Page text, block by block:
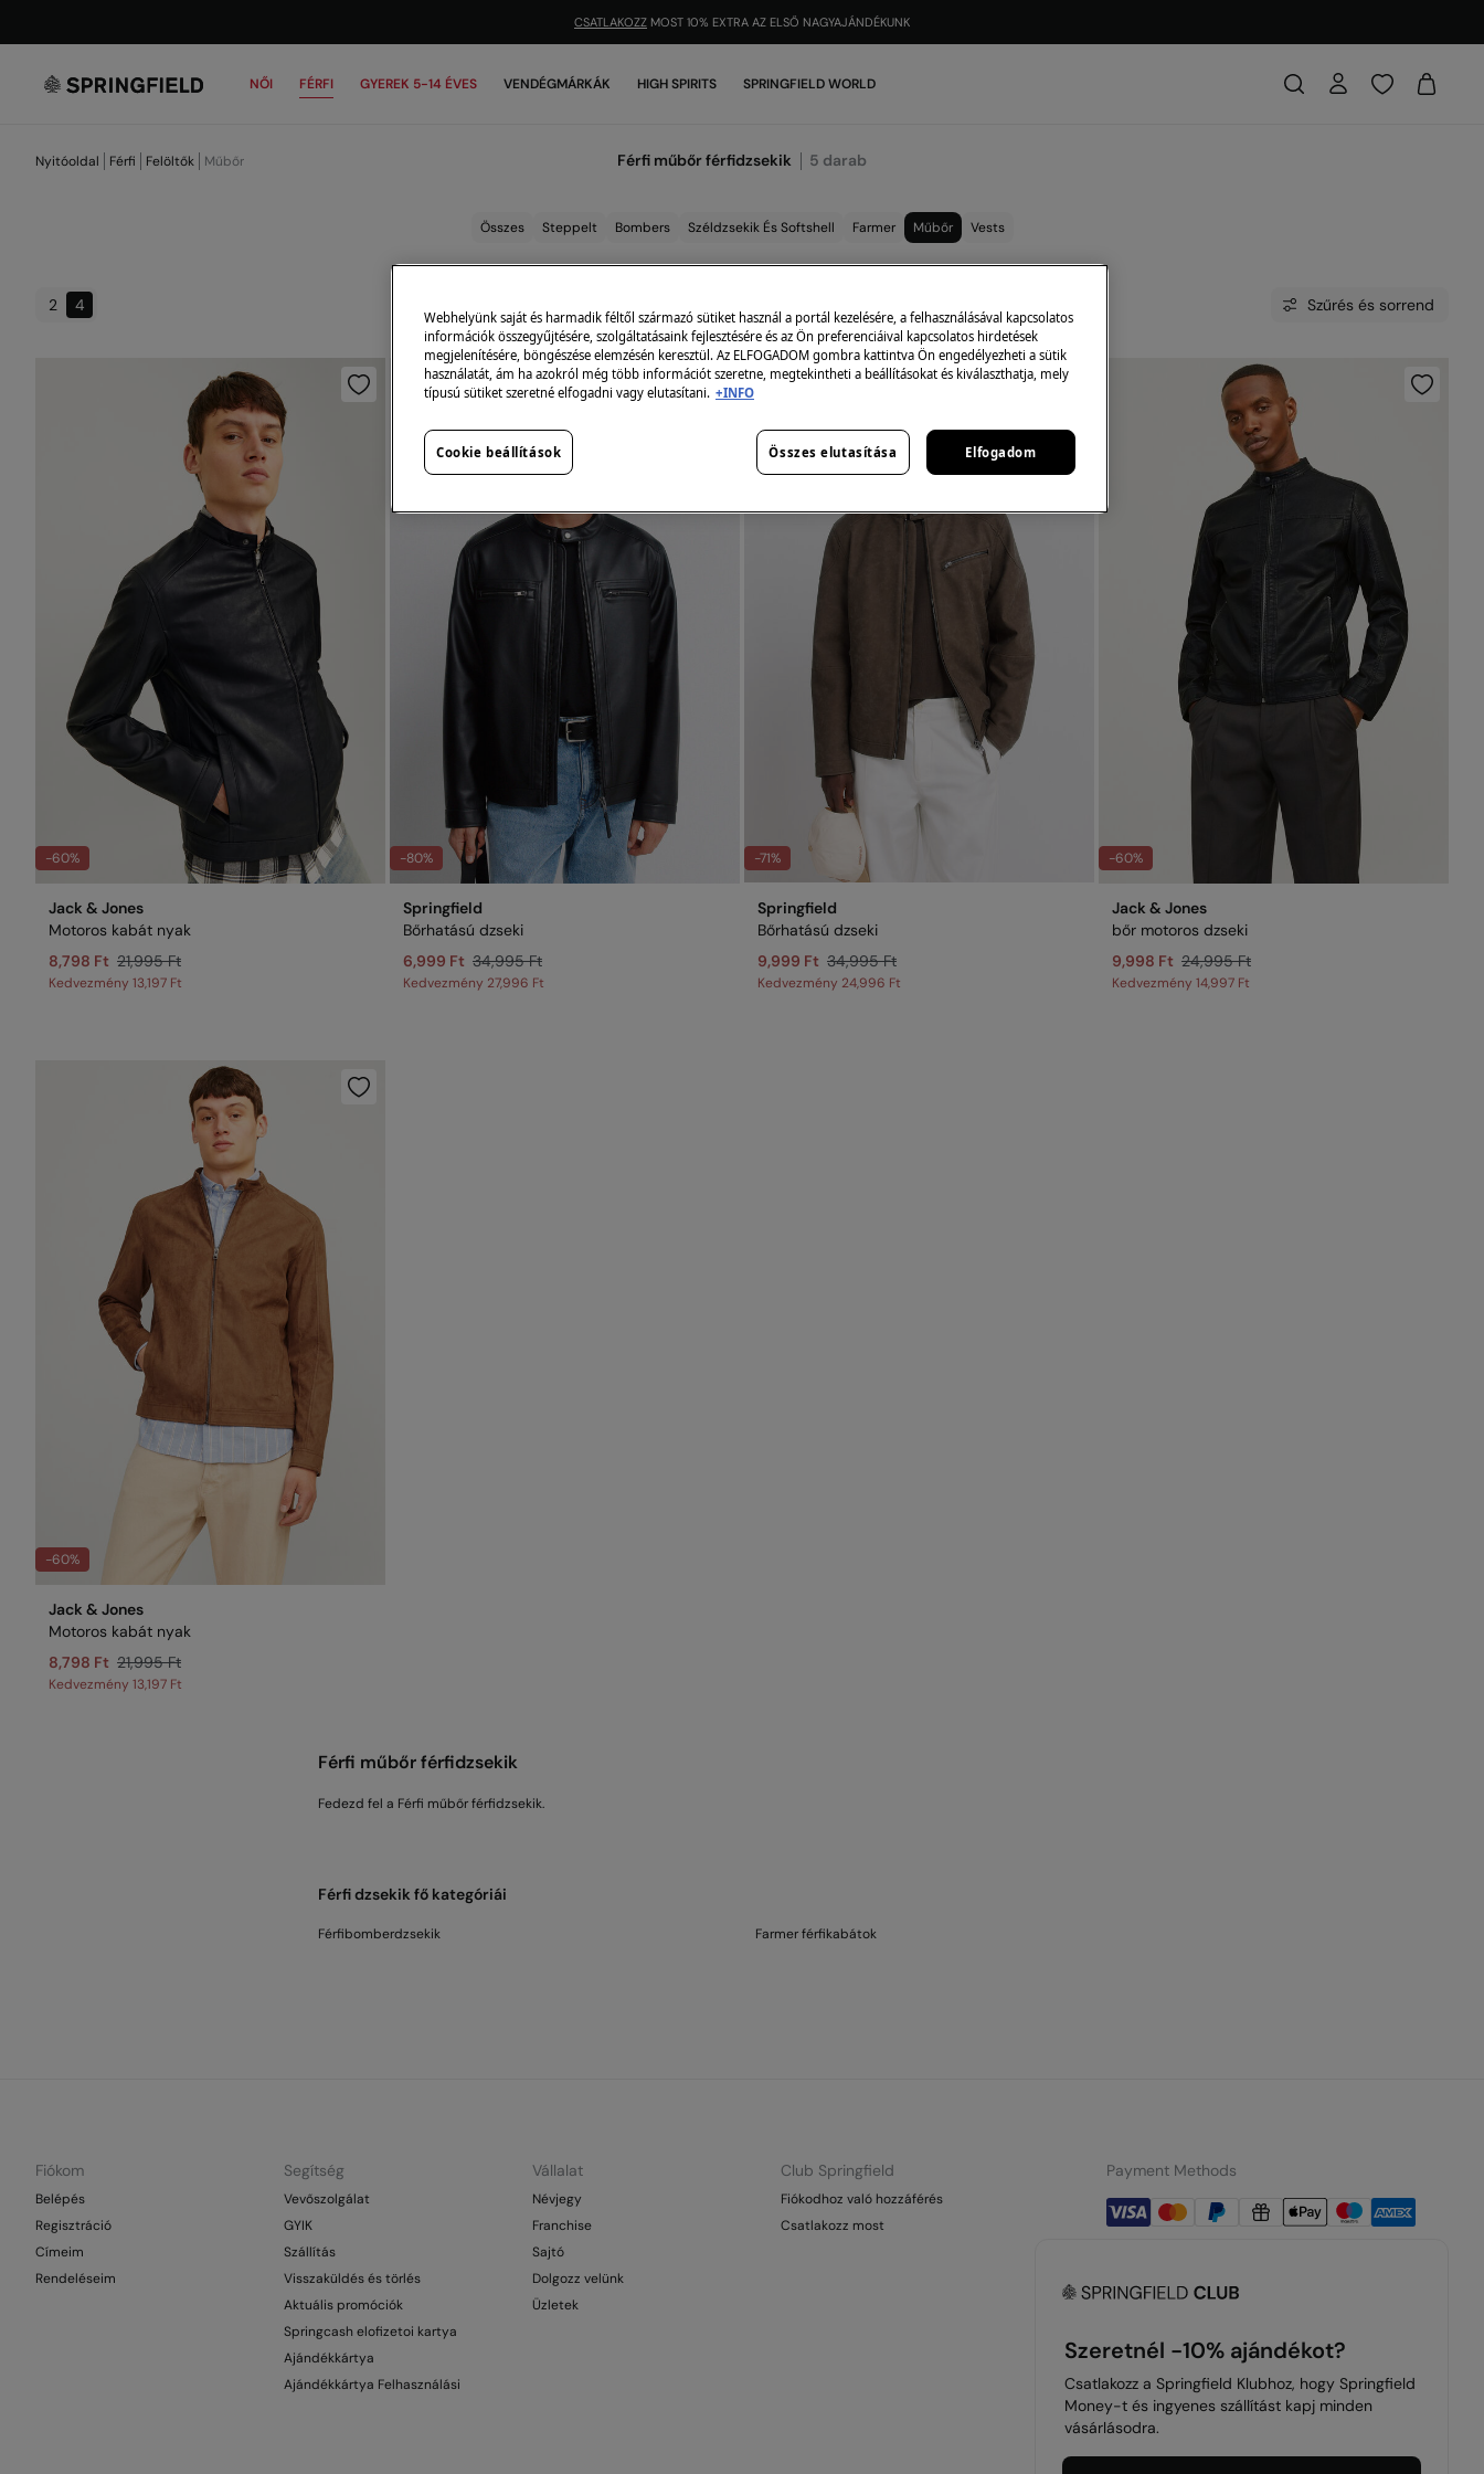
12000FT-OT MEGHALADÓ VÁSÁRLÁS KISZÁLLÍTÁSA INGYENES.
NŐI FÉRFI GYEREK 5-14 ÉVES VENDÉGMÁRKÁK HIGH SPIRITS SPRINGFIELD WORLD
Nyitóoldal Férfi Felöltők Műbőr Férfi műbőr férfidzsekik 5 darab
Összes Steppelt Bombers Széldzsekik És Softshell Farmer Műbőr Vests
2 4 Szűrés és sorrend
-60%
Jack & Jones
Motoros kabát nyak
8,798 Ft 21,995 Ft
Kedvezmény 13,197 Ft
-80%
Springfield
Bőrhatású dzseki
6,999 Ft 34,995 Ft
Kedvezmény 27,996 Ft
-71%
Springfield
Bőrhatású dzseki
9,999 Ft 34,995 Ft
Kedvezmény 24,996 Ft
-60%
Jack & Jones
bőr motoros dzseki
9,998 Ft 24,995 Ft
Kedvezmény 14,997 Ft
-60%
Jack & Jones
Motoros kabát nyak
8,798 Ft 21,995 Ft
Kedvezmény 13,197 Ft
Férfi műbőr férfidzsekik
Fedezd fel a Férfi műbőr férfidzsekik.
Férfi dzsekik fő kategóriái
Férfibomberdzsekik Farmer férfikabátok
Fiókom
Belépés
Regisztráció
Címeim
Rendeléseim
Segítség
Vevőszolgálat
GYIK
Szállítás
Visszaküldés és törlés
Aktuális promóciók
Springcash elofizetoi kartya
Ajándékkártya
Ajándékkártya Felhasználási
Vállalat
Névjegy
Franchise
Sajtó
Dolgozz velünk
Üzletek
Club Springfield
Fiókodhoz való hozzáférés
Csatlakozz most
Payment Methods
Szeretnél -10% ajándékot?
Csatlakozz a Springfield Klubhoz, hogy Springfield
Money-t és ingyenes szállítást kapj minden
vásárlásodra.
Webhelyünk saját és harmadik féltől származó sütiket használ a portál kezelésére, a felhasználásával kapcsolatos
információk összegyűjtésére, szolgáltatásaink fejlesztésére és az Ön preferenciáival kapcsolatos hirdetések
megjelenítésére, böngészése elemzésén keresztül. Az ELFOGADOM gombra kattintva Ön engedélyezheti a sütik
használatát, ám ha azokról még több információt szeretne, megtekintheti a beállításokat és kiválaszthatja, mely
típusú sütiket szeretné elfogadni vagy elutasítani. +INFO
Összes elutasítása Elfogadom
Cookie beállítások